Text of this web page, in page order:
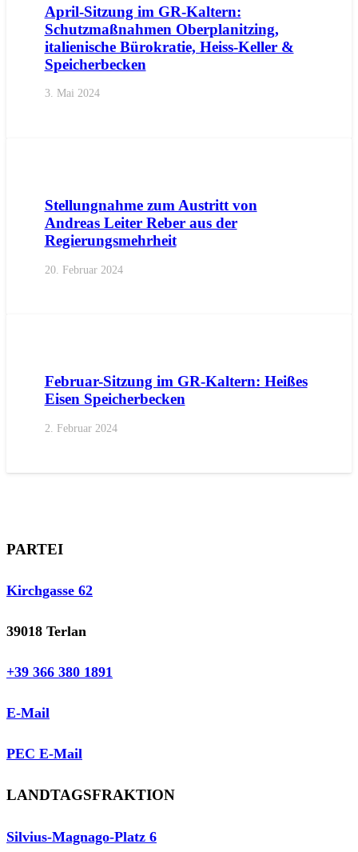
April-Sitzung im GR-Kaltern:
Schutzmaßnahmen Oberplanitzing,
italienische Bürokratie, Heiss-Keller &
Speicherbecken
3. Mai 2024
Stellungnahme zum Austritt von
Andreas Leiter Reber aus der
Regierungsmehrheit
20. Februar 2024
Februar-Sitzung im GR-Kaltern: Heißes
Eisen Speicherbecken
2. Februar 2024
PARTEI
Kirchgasse 62
39018 Terlan
+39 366 380 1891
E-Mail
PEC E-Mail
LANDTAGSFRAKTION
Silvius-Magnago-Platz 6